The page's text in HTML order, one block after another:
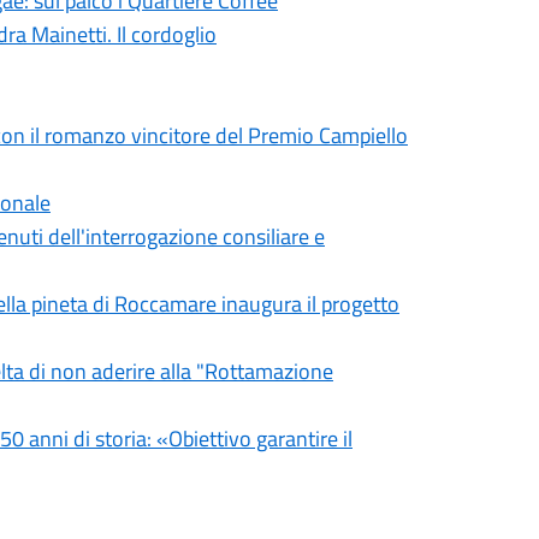
Mainetti. Il cordoglio
il romanzo vincitore del Premio Campiello
dell'interrogazione consiliare e
pineta di Roccamare inaugura il progetto
di non aderire alla "Rottamazione
anni di storia: «Obiettivo garantire il